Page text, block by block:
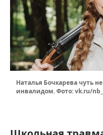
Наталья Бочкарева чуть
инвалидом. Фото: vk.ru/